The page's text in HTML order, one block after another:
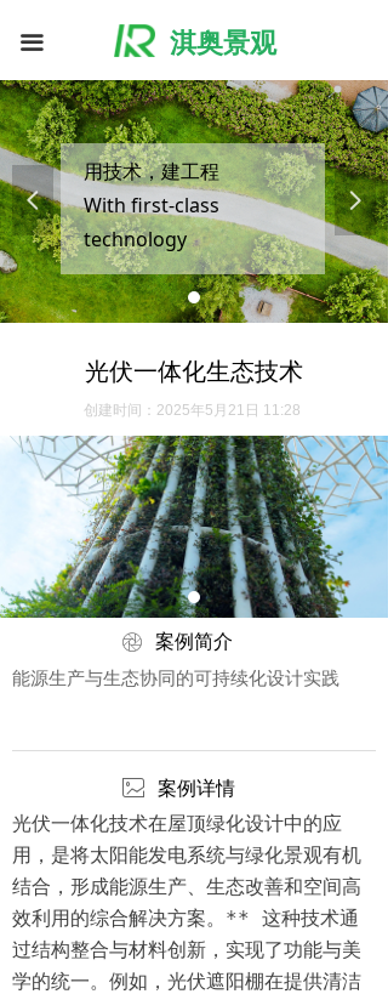
淇奥景观
끀
用技术，建工程
With first-class
technology
build first-class projects
넳 넲
光伏一体化生态技术
案例简介
创建时间： 2025年5月21日 11:28
能源生产与生态协同的可持续化设计实践
案例详情
光伏一体化技术在屋顶绿化设计中的应
用，是将太阳能发电系统与绿化景观有机
结合，形成能源生产、生态改善和空间高
效利用的综合解决方案。** 这种技术通
过结构整合与材料创新，实现了功能与美
学的统一。例如，光伏遮阳棚在提供清洁
ꁵ
ꂈ